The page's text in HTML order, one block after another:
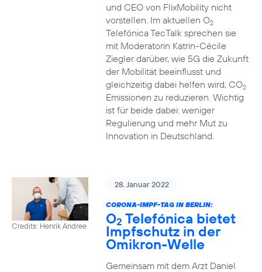
und CEO von FlixMobility nicht
vorstellen. Im aktuellen O2
Telefónica TecTalk sprechen sie
mit Moderatorin Katrin-Cécile
Ziegler darüber, wie 5G die Zukunft
der Mobilität beeinflusst und
gleichzeitig dabei helfen wird, CO2
Emissionen zu reduzieren. Wichtig
ist für beide dabei: weniger
Regulierung und mehr Mut zu
Innovation in Deutschland.
Credits: Henrik Andree
28. Januar 2022
CORONA-IMPF-TAG IN BERLIN:
O2 Telefónica bietet
Impfschutz in der
Omikron-Welle
Gemeinsam mit dem Arzt Daniel